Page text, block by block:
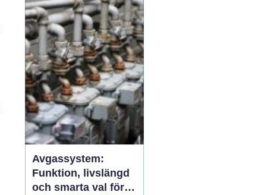
enkla reparationer och
byte av uttag till
kompletta
elinstallationer,
felsökning vid akuta
fel,...
Avgassystem:
Funktion, livslängd
och smarta val för